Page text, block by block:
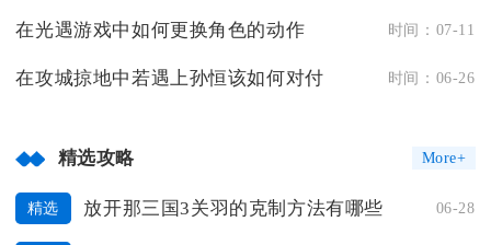
在光遇游戏中如何更换角色的动作 时间：07-11
在攻城掠地中若遇上孙恒该如何对付 时间：06-26
精选攻略 More+
精选 放开那三国3关羽的克制方法有哪些 06-28